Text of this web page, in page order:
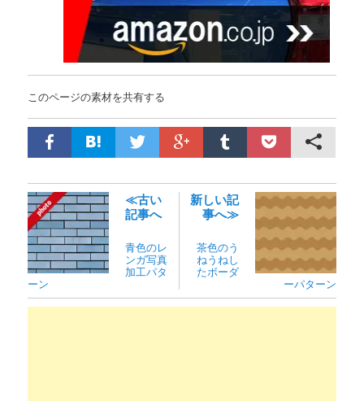
このページの素材を共有する
≪古い
記事へ
青色のレ
ンガ写真
加工パタ
ーン
新しい記
事へ≫
茶色のう
ねうねし
たボーダ
ーパターン